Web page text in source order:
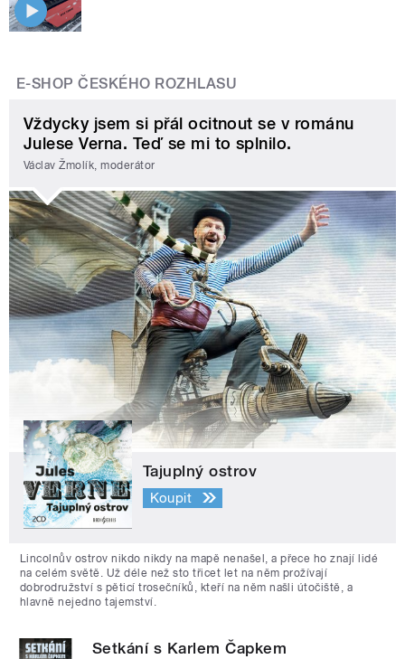
E-SHOP ČESKÉHO ROZHLASU
Vždycky jsem si přál ocitnout se v románu
Julese Verna. Teď se mi to splnilo.
Václav Žmolík, moderátor
Tajuplný ostrov
Koupit
Lincolnův ostrov nikdo nikdy na mapě nenašel, a přece ho znají lidé
na celém světě. Už déle než sto třicet let na něm prožívají
dobrodružství s pěticí trosečníků, kteří na něm našli útočiště, a
hlavně nejedno tajemství.
Setkání s Karlem Čapkem